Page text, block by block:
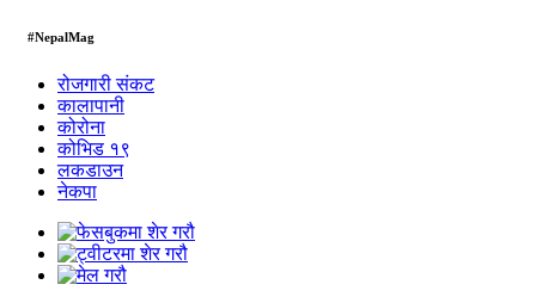
#NepalMag
रोजगारी संकट
कालापानी
कोरोना
कोभिड १९
लकडाउन
नेकपा